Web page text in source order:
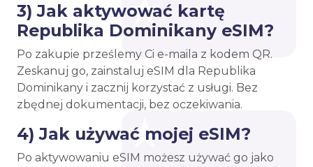
3) Jak aktywować kartę
Republika Dominikany eSIM?
Po zakupie prześlemy Ci e-maila z kodem QR.
Zeskanuj go, zainstaluj eSIM dla Republika
Dominikany i zacznij korzystać z usługi. Bez
zbędnej dokumentacji, bez oczekiwania.
4) Jak używać mojej eSIM?
Po aktywowaniu eSIM możesz używać go jako